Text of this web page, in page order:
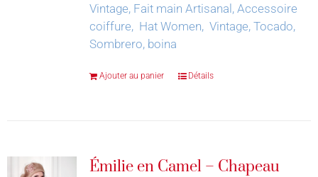
Vintage, Fait main Artisanal, Accessoire
coiffure, Hat Women, Vintage, Tocado,
Sombrero, boina
Ajouter au panier Détails
Émilie en Camel – Chapeau